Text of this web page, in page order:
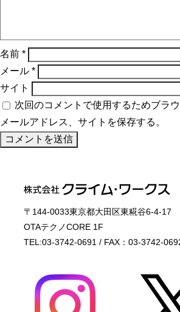
名前 *
メール *
サイト
次回のコメントで使用するためブラ
メールアドレス、サイトを保存する。
〒144-0033東京都大田区東糀谷6-4-17
OTAテクノCORE 1F
TEL:03-3742-0691 / FAX：03-3742-